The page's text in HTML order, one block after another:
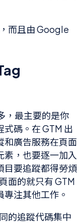
而且由 Google
，最主要的是你
碼。在 GTM 出
和廣告服務在頁面
素，也要逐一加入
目要追蹤都得勞煩
面的就只有 GTM
注其他工作。
的追蹤代碼集中